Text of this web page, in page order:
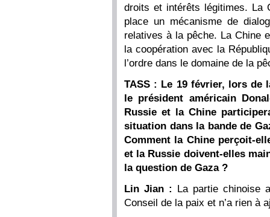
droits et intérêts légitimes. La
place un mécanisme de
relatives à la pêche. La Chine
la coopération avec la
l’ordre dans le domaine de la
TASS : Le 19 février, lors de
le président américain
Russie et la Chine
situation dans la bande de
Comment la Chine perçoit-
et la Russie doivent-elles
la question de Gaza ?
Lin Jian : La partie chinoise
Conseil de la paix et n’a rien à